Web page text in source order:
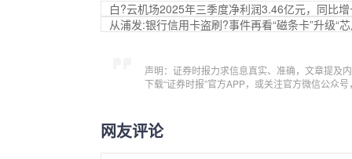
白?云机场2025年三季度净利润3.46亿元，同比
从浦发:银行信用卡盗刷?事件再看“磁条卡”升级“
声明：证券时报力求信息真实、准确，文章提及
下载“证券时报”官方APP，或关注官方微信公众
网友评论